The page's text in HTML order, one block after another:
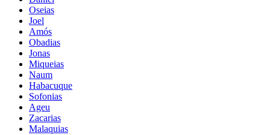
Oseias
Joel
Amós
Obadias
Jonas
Miqueias
Naum
Habacuque
Sofonias
Ageu
Zacarias
Malaquias